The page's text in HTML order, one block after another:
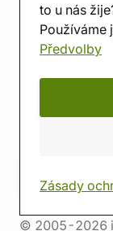
to u nás
Používáme
Předvolby
Zásady
Herna
O nás
Hodnocení
© 2005-2026